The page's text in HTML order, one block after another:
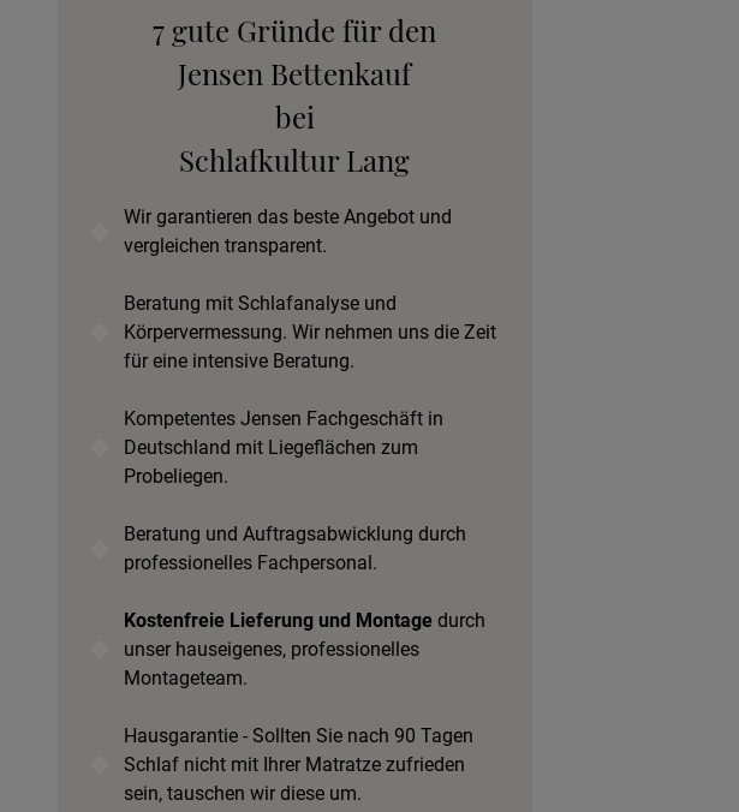
Beratungstermin
vereinbaren
Probeschlafen im Hotel
7 gute Gründe für den
Jensen Bettenkauf
bei
Schlafkultur Lang
Wir garantieren das beste Angebot und
vergleichen transparent.
Beratung mit Schlafanalyse und
Körpervermessung. Wir nehmen uns die Zeit
für eine intensive Beratung.
Kompetentes Jensen Fachgeschäft in
Deutschland mit Liegeflächen zum
Probeliegen.
Beratung und Auftragsabwicklung durch
professionelles Fachpersonal.
Kostenfreie Lieferung und Montagedurch
unser hauseigenes, professionelles
Montageteam.
Hausgarantie - Sollten Sie nach 90 Tagen
Schlaf nicht mit Ihrer Matratze zufrieden
sein, tauschen wir diese um.